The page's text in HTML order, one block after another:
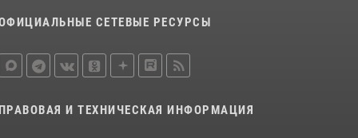
федеральном округе Виталием Кузнецовым
СЕТЕВЫЕ РЕСУРСЫ
ПРАВОВАЯ И ТЕХНИЧЕСКАЯ ИНФОРМАЦИЯ